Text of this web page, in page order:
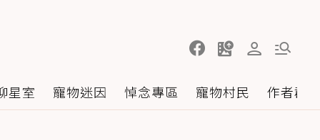
星室 寵物迷因 悼念專區 寵物村民 作者群